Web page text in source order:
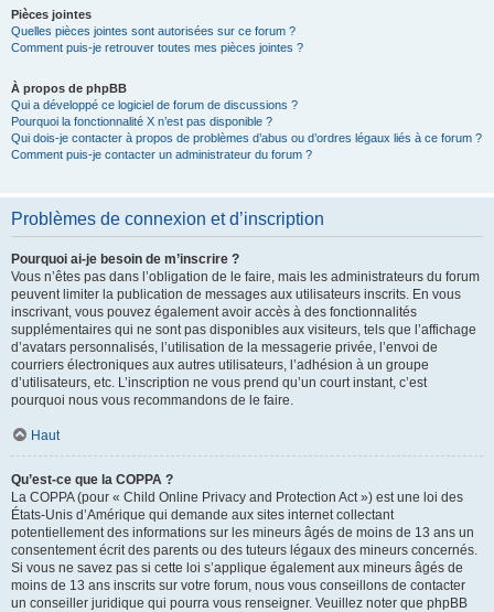
Pièces jointes
Quelles pièces jointes sont autorisées sur ce forum ?
Comment puis-je retrouver toutes mes pièces jointes ?
À propos de phpBB
Qui a développé ce logiciel de forum de discussions ?
Pourquoi la fonctionnalité X n’est pas disponible ?
Qui dois-je contacter à propos de problèmes d’abus ou d’ordres légaux liés à ce forum ?
Comment puis-je contacter un administrateur du forum ?
Problèmes de connexion et d’inscription
Pourquoi ai-je besoin de m’inscrire ?
Vous n’êtes pas dans l’obligation de le faire, mais les administrateurs du forum
peuvent limiter la publication de messages aux utilisateurs inscrits. En vous
inscrivant, vous pouvez également avoir accès à des fonctionnalités
supplémentaires qui ne sont pas disponibles aux visiteurs, tels que l’affichage
d’avatars personnalisés, l’utilisation de la messagerie privée, l’envoi de
courriers électroniques aux autres utilisateurs, l’adhésion à un groupe
d’utilisateurs, etc. L’inscription ne vous prend qu’un court instant, c’est
pourquoi nous vous recommandons de le faire.
Haut
Qu’est-ce que la COPPA ?
La COPPA (pour « Child Online Privacy and Protection Act ») est une loi des
États-Unis d’Amérique qui demande aux sites internet collectant
potentiellement des informations sur les mineurs âgés de moins de 13 ans un
consentement écrit des parents ou des tuteurs légaux des mineurs concernés.
Si vous ne savez pas si cette loi s’applique également aux mineurs âgés de
moins de 13 ans inscrits sur votre forum, nous vous conseillons de contacter
un conseiller juridique qui pourra vous renseigner. Veuillez noter que phpBB